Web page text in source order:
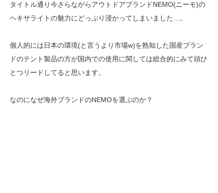
タイトル通り今さらながらアウトドアブランドNEMO(ニーモ)の
ヘキサライトの魅力にどっぷり浸かってしまいました…。
個人的には日本の環境(と言うより市場w)を熟知した国産ブラン
ドのテント製品の方が国内での使用に関しては総合的にみて頭ひ
とつリードしてると思います。
なのになぜ海外ブランドのNEMOを選ぶのか？